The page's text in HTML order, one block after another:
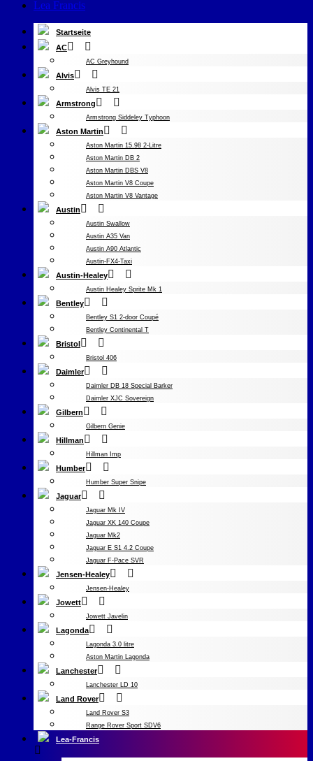
Lea Francis
Startseite
AC
AC Greyhound
Alvis
Alvis TE 21
Armstrong
Armstrong Siddeley Typhoon
Aston Martin
Aston Martin 15.98 2-Litre
Aston Martin DB 2
Aston Martin DBS V8
Aston Martin V8 Coupe
Aston Martin V8 Vantage
Austin
Austin Swallow
Austin A35 Van
Austin A90 Atlantic
Austin-FX4-Taxi
Austin-Healey
Austin Healey Sprite Mk 1
Bentley
Bentley S1 2-door Coupé
Bentley Continental T
Bristol
Bristol 406
Daimler
Daimler DB 18 Special Barker
Daimler XJC Sovereign
Gilbern
Gilbern Genie
Hillman
Hillman Imp
Humber
Humber Super Snipe
Jaguar
Jaguar Mk IV
Jaguar XK 140 Coupe
Jaguar Mk2
Jaguar E S1 4.2 Coupe
Jaguar F-Pace SVR
Jensen-Healey
Jensen-Healey
Jowett
Jowett Javelin
Lagonda
Lagonda 3.0 litre
Aston Martin Lagonda
Lanchester
Lanchester LD 10
Land Rover
Land Rover S3
Range Rover Sport SDV6
Lea-Francis